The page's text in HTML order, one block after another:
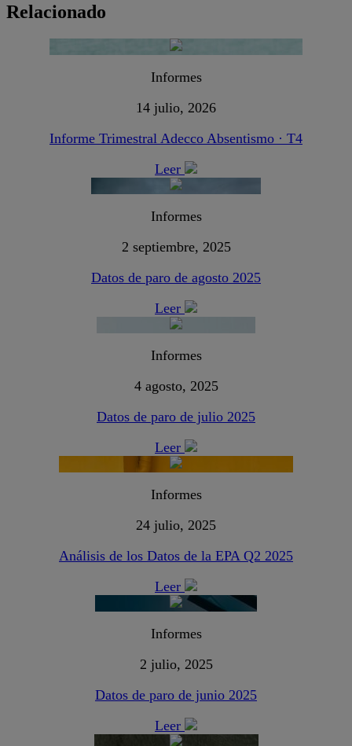
Relacionado
Informes
14 julio, 2026
Informe Trimestral Adecco Absentismo · T4
Leer
Informes
2 septiembre, 2025
Datos de paro de agosto 2025
Leer
Informes
4 agosto, 2025
Datos de paro de julio 2025
Leer
Informes
24 julio, 2025
Análisis de los Datos de la EPA Q2 2025
Leer
Informes
2 julio, 2025
Datos de paro de junio 2025
Leer